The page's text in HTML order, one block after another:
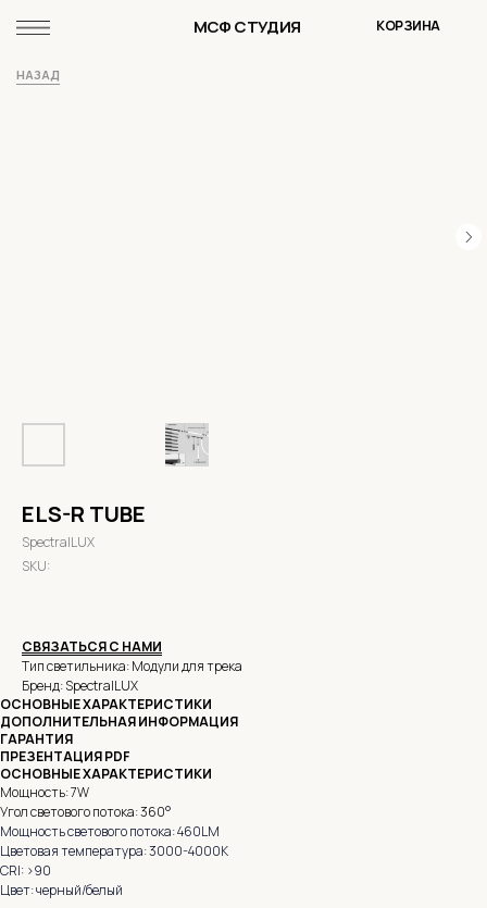
МСФ СТУДИЯ КОРЗИНА
НАЗАД
ELS-R TUBE
SpectralLUX
SKU:
СВЯЗАТЬСЯ С НАМИ
Тип светильника: Модули для трека
Бренд: SpectralLUX
ОСНОВНЫЕ ХАРАКТЕРИСТИКИ
ДОПОЛНИТЕЛЬНАЯ ИНФОРМАЦИЯ
ГАРАНТИЯ
ПРЕЗЕНТАЦИЯ PDF
ОСНОВНЫЕ ХАРАКТЕРИСТИКИ
Мощность: 7W
Угол светового потока: 360°
Мощность светового потока: 460LM
Цветовая температура: 3000-4000K
CRI: >90
Цвет: черный/белый